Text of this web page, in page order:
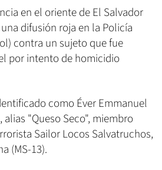
en el oriente de El Salvador
difusión roja en la Policía
contra un sujeto que fue
por intento de homicidio
como Éver Emmanuel
alias "Queso Seco", miembro
Sailor Locos Salvatruchos,
(MS-13).